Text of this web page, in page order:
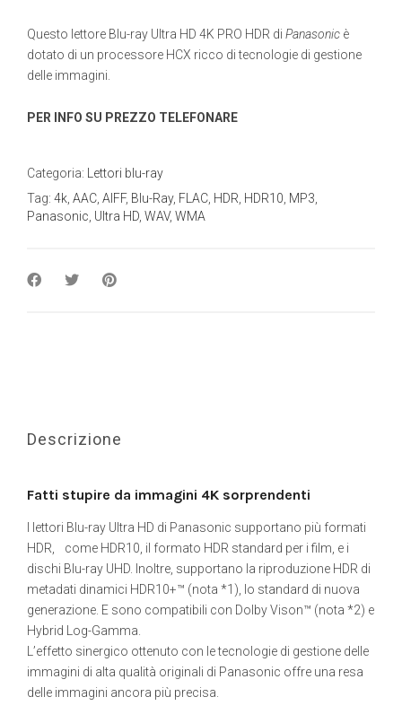
Questo lettore Blu-ray Ultra HD 4K PRO HDR di Panasonic è
dotato di un processore HCX ricco di tecnologie di gestione
delle immagini.
PER INFO SU PREZZO TELEFONARE
Categoria: Lettori blu-ray
Tag: 4k AAC AIFF, Blu-Ray, FLAC HDR HDR10 MP3
Panasonic Ultra HD WAV, WMA
Descrizione
Fatti stupire da immagini 4K sorprendenti
I lettori Blu-ray Ultra HD di Panasonic supportano più formati
HDR, come HDR10, il formato HDR standard per i film, e i
dischi Blu-ray UHD. Inoltre, supportano la riproduzione HDR di
metadati dinamici HDR10+™ (nota *1), lo standard di nuova
generazione. E sono compatibili con Dolby Vison™ (nota *2) e
Hybrid Log-Gamma.
L’effetto sinergico ottenuto con le tecnologie di gestione delle
immagini di alta qualità originali di Panasonic offre una resa
delle immagini ancora più precisa.